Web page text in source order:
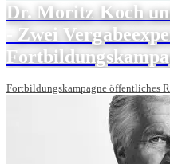
Dr. Moritz Koch
- Zwei
Fortbildungskampagne öffentliches